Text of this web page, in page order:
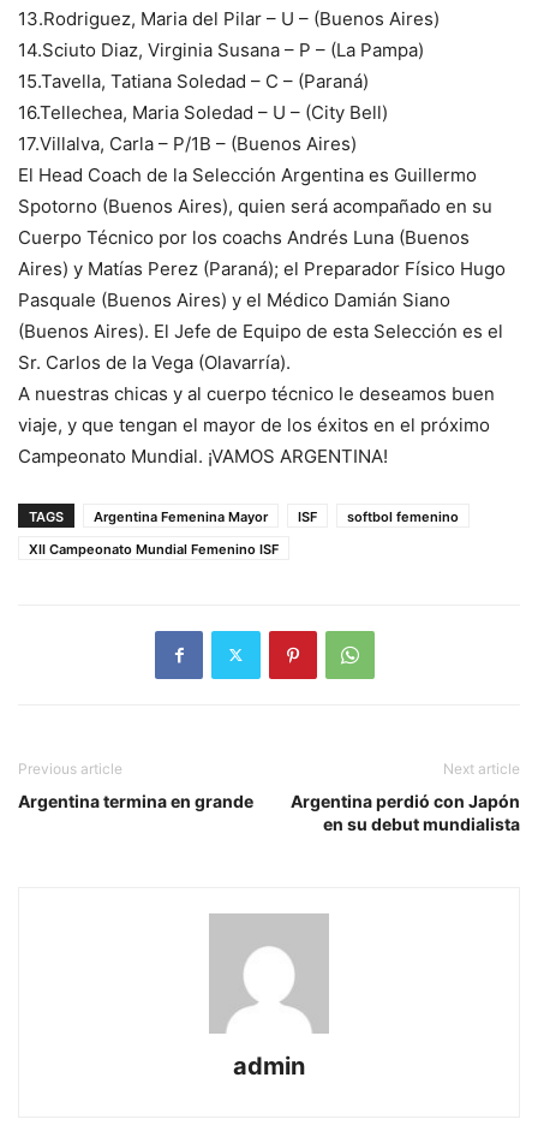
13.Rodriguez, Maria del Pilar – U – (Buenos Aires)
14.Sciuto Diaz, Virginia Susana – P – (La Pampa)
15.Tavella, Tatiana Soledad – C – (Paraná)
16.Tellechea, Maria Soledad – U – (City Bell)
17.Villalva, Carla – P/1B – (Buenos Aires)
El Head Coach de la Selección Argentina es Guillermo
Spotorno (Buenos Aires), quien será acompañado en su
Cuerpo Técnico por los coachs Andrés Luna (Buenos
Aires) y Matías Perez (Paraná); el Preparador Físico Hugo
Pasquale (Buenos Aires) y el Médico Damián Siano
(Buenos Aires). El Jefe de Equipo de esta Selección es el
Sr. Carlos de la Vega (Olavarría).
A nuestras chicas y al cuerpo técnico le deseamos buen
viaje, y que tengan el mayor de los éxitos en el próximo
Campeonato Mundial. ¡VAMOS ARGENTINA!
TAGS Argentina Femenina Mayor ISF
softbol femenino
XII Campeonato Mundial Femenino ISF
Previous article
Argentina termina en grande
Next article
Argentina perdió con Japón
en su debut mundialista
admin